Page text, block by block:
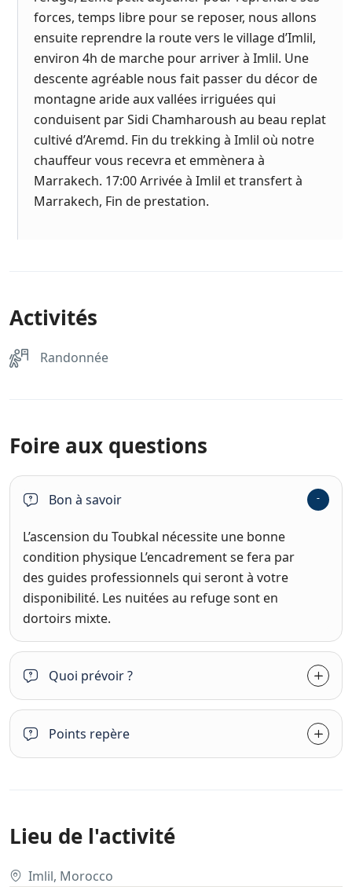
forces, temps libre pour se reposer, nous allons
ensuite reprendre la route vers le village d’Imlil,
environ 4h de marche pour arriver à Imlil. Une
descente agréable nous fait passer du décor de
montagne aride aux vallées irriguées qui
conduisent par Sidi Chamharoush au beau replat
cultivé d’Aremd. Fin du trekking à Imlil où notre
chauffeur vous recevra et emmènera à
Marrakech. 17:00 Arrivée à Imlil et transfert à
Marrakech, Fin de prestation.
Activités
Randonnée
Foire aux questions
Bon à savoir
L’ascension du Toubkal nécessite une bonne
condition physique L’encadrement se fera par
des guides professionnels qui seront à votre
disponibilité. Les nuitées au refuge sont en
dortoirs mixte.
Quoi prévoir ?
Points repère
Lieu de l'activité
Imlil, Morocco